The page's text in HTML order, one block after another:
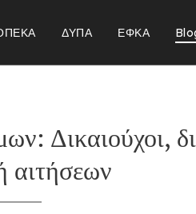
ΔΥΠΑ ΕΦΚΑ
Δικαιούχοι,
αιτήσεων